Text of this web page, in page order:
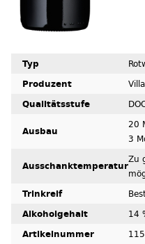
Typ
Produzent
Qualitätsstufe
Ausbau
20
3
Ausschanktemperatur
Zu
Trinkreif
Alkoholgehalt
14
Artikelnummer